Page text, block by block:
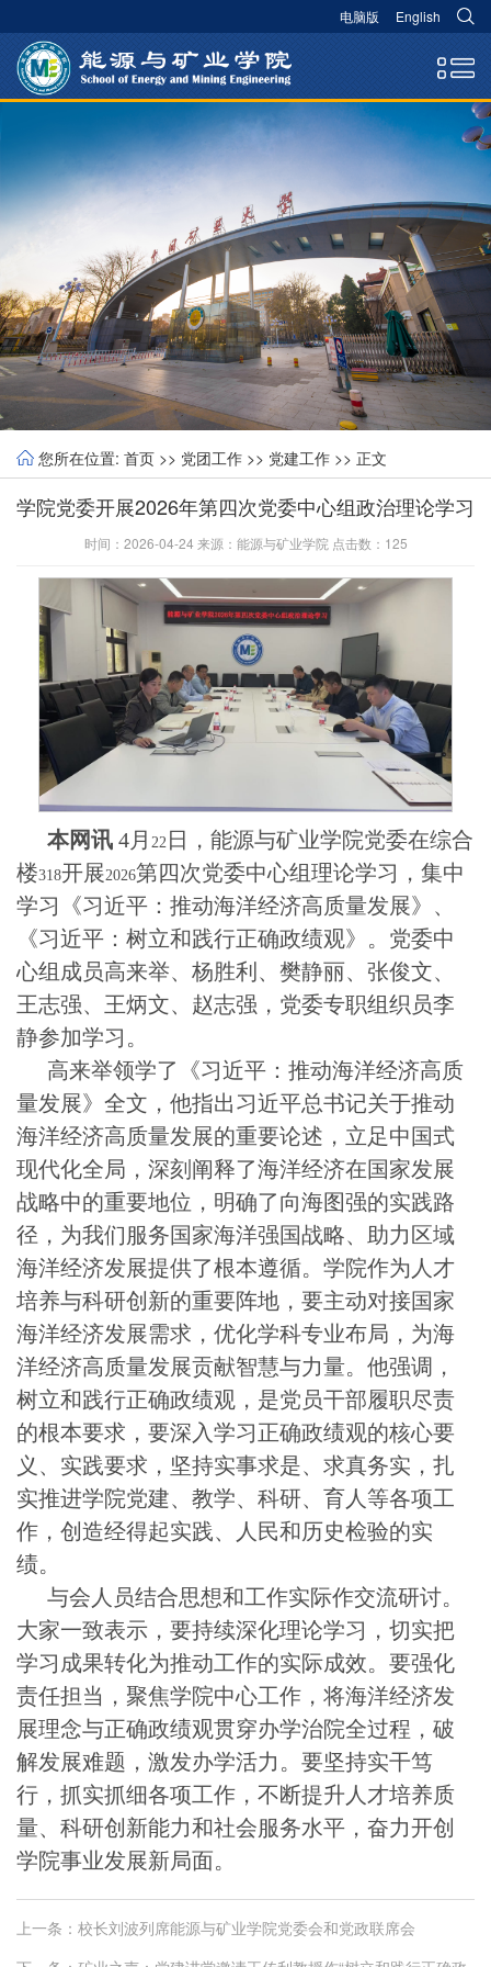
电脑版 English
您所在位置: 首页 >> 党团工作 >> 党建工作 >> 正文
学院党委开展2026年第四次党委中心组政治理论学习
时间：2026-04-24 来源：能源与矿业学院 点击数： 125
本网讯 4月 22 日，能源与矿业学院党委在综合
楼318开展2026第四次党委中心组理论学习，集中
学习《习近平：推动海洋经济高质量发展》、
《习近平：树立和践行正确政绩观》。党委中
心组成员高来举、杨胜利、樊静丽、张俊文、
王志强、王炳文、赵志强，党委专职组织员李
静参加学习。
高来举领学了《习近平：推动海洋经济高质
量发展》全文，他指出习近平总书记关于推动
海洋经济高质量发展的重要论述，立足中国式
现代化全局，深刻阐释了海洋经济在国家发展
战略中的重要地位，明确了向海图强的实践路
径，为我们服务国家海洋强国战略、助力区域
海洋经济发展提供了根本遵循。学院作为人才
培养与科研创新的重要阵地，要主动对接国家
海洋经济发展需求，优化学科专业布局，为海
洋经济高质量发展贡献智慧与力量。他强调，
树立和践行正确政绩观，是党员干部履职尽责
的根本要求，要深入学习正确政绩观的核心要
义、实践要求，坚持实事求是、求真务实，扎
实推进学院党建、教学、科研、育人等各项工
作，创造经得起实践、人民和历史检验的实
绩。
与会人员结合思想和工作实际作交流研讨。
大家一致表示，要持续深化理论学习，切实把
学习成果转化为推动工作的实际成效。要强化
责任担当，聚焦学院中心工作，将海洋经济发
展理念与正确政绩观贯穿办学治院全过程，破
解发展难题，激发办学活力。要坚持实干笃
行，抓实抓细各项工作，不断提升人才培养质
量、科研创新能力和社会服务水平，奋力开创
学院事业发展新局面。
上一条： 校长刘波列席能源与矿业学院党委会和党政联席会